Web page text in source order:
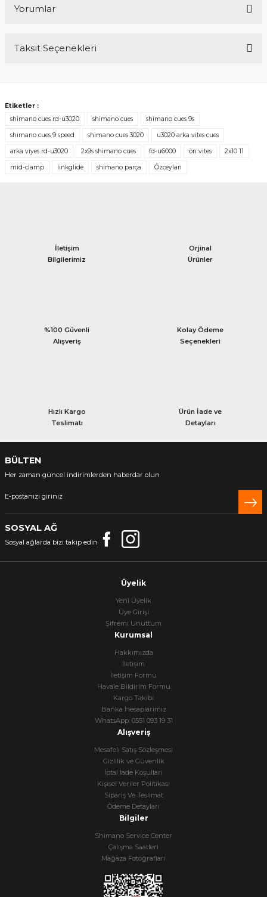
Yorumlar
Taksit Seçenekleri
Etiketler :
shimano cues rd-u3020
shimano cues shimano cues 9s
shimano cues 9 speed shimano cues 3020 u3020 arka vites cues
arka viyes rd-u3020 2x9s shimano cues fd-u6000 ön vites 2x10 11
mid-clamp linkglide shimano parça Özceylan
İletişim
Bilgilerimiz
Orjinal
Ürünler
%100 Güvenli
Alışveriş
Kolay Ödeme
Seçenekleri
Hızlı Kargo
Teslimatı
Ürün İade ve
Detayları
BÜLTEN
Her zaman güncel indirimlerden haberdar olun
SOSYAL AĞ
Sosyal ağlarda bizi takip edin
Üyelik
Yeni Üyelik
Üye Girişi
Şifremi Unuttum
Kurumsal
Hakkımızda
İletişim
İletişim Formu
Havale Bildirim Formu
Kargo Takibi
Banka Hesaplarımız
WhatsApp: 0551 093 19 31
Alışveriş
Mesafeli Satış Sözleşmesi
Gizlilik ve Güvenlik
İptal İade Koşullari
Kişisel Veriler Politikası
Sipariş Ve Teslimat
Ödeme Detayları
Bilgiler
Shimano Service Center
Çalışma Saatleri
Mağaza Fotoğrafları